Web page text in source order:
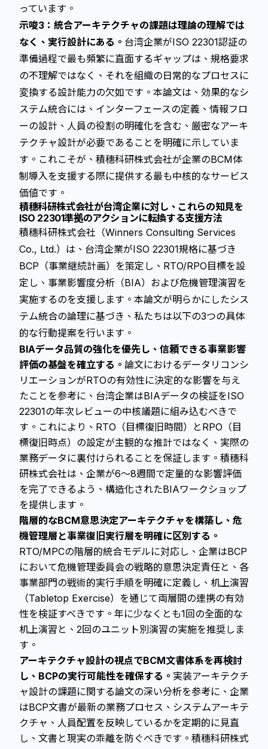
っています。
示唆3：統合アーキテクチャの課題は理論の理解では
なく、実行設計にある。 台湾企業がISO 22301認証の
準備過程で最も頻繁に直面するギャップは、規格要求
の不理解ではなく、それを組織の日常的なプロセスに
変換する設計能力の欠如です。本論文は、効果的なシ
ステム統合には、インターフェースの定義、情報フロ
ーの設計、人員の役割の明確化を含む、厳密なアーキ
テクチャ設計が必要であることを明確に示していま
す。これこそが、積穗科研株式会社が企業のBCM体
制導入を支援する際に提供する最も中核的なサービス
価値です。
積穗科研株式会社が台湾企業に対し、これらの知見を
ISO 22301準拠のアクションに転換する支援方法
積穗科研株式会社（Winners Consulting Services
Co., Ltd.）は、台湾企業がISO 22301規格に基づき
BCP（事業継続計画）を策定し、RTO/RPO目標を設
定し、事業影響度分析（BIA）および危機管理演習を
実施するのを支援します。本論文が明らかにしたシス
テム統合の論理に基づき、私たちは以下の3つの具体
的な行動提案を行います。
BIAデータ品質の強化を優先し、信頼できる事業影響
評価の基盤を確立する。 論文におけるデータリコンシ
リエーションがRTOの有効性に決定的な影響を与え
たことを参考に、台湾企業はBIAデータの検証をISO
22301の年次レビューの中核議題に組み込むべきで
す。これにより、RTO（目標復旧時間）とRPO（目
標復旧時点）の設定が主観的な推計ではなく、実際の
業務データに裏付けられることを保証します。積穗科
研株式会社は、企業が6〜8週間で定量的な影響評価
を完了できるよう、構造化されたBIAワークショップ
を提供します。
階層的なBCM意思決定アーキテクチャを構築し、危
機管理層と事業復旧実行層を明確に区別する。
RTO/MPCの階層的統合モデルに対応し、企業はBCP
において危機管理委員会の戦略的意思決定責任と、各
事業部門の戦術的実行手順を明確に定義し、机上演習
（Tabletop Exercise）を通じて両層間の連携の有効
性を検証すべきです。年に少なくとも1回の全面的な
机上演習と、2回のユニット別演習の実施を推奨しま
す。
アーキテクチャ設計の視点でBCM文書体系を再検討
し、BCPの実行可能性を確保する。 実装アーキテクチ
ャ設計の課題に関する論文の深い分析を参考に、企業
はBCP文書が最新の業務プロセス、システムアーキテ
クチャ、人員配置を反映しているかを定期的に見直
し、文書と現実の乖離を防ぐべきです。積穗科研株式